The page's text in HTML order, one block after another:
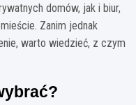
domów, jak i biur,
Zanim jednak
warto wiedzieć, z czym